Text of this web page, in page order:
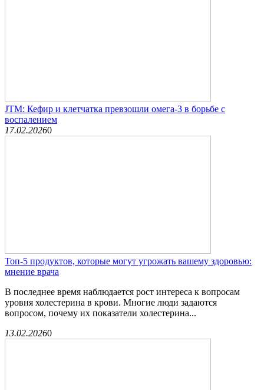
JTM: Кефир и клетчатка превзошли омега-3 в борьбе с
воспалением
17.02.20260
Топ-5 продуктов, которые могут угрожать вашему здоровью:
мнение врача
В последнее время наблюдается рост интереса к вопросам
уровня холестерина в крови. Многие люди задаются
вопросом, почему их показатели холестерина...
13.02.20260